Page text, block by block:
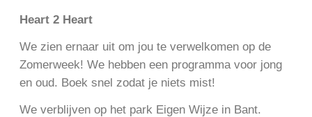
Heart 2 Heart
We zien ernaar uit om jou te verwelkomen op de
Zomerweek! We hebben een programma voor jong
en oud. Boek snel zodat je niets mist!
We verblijven op het park Eigen Wijze in Bant.